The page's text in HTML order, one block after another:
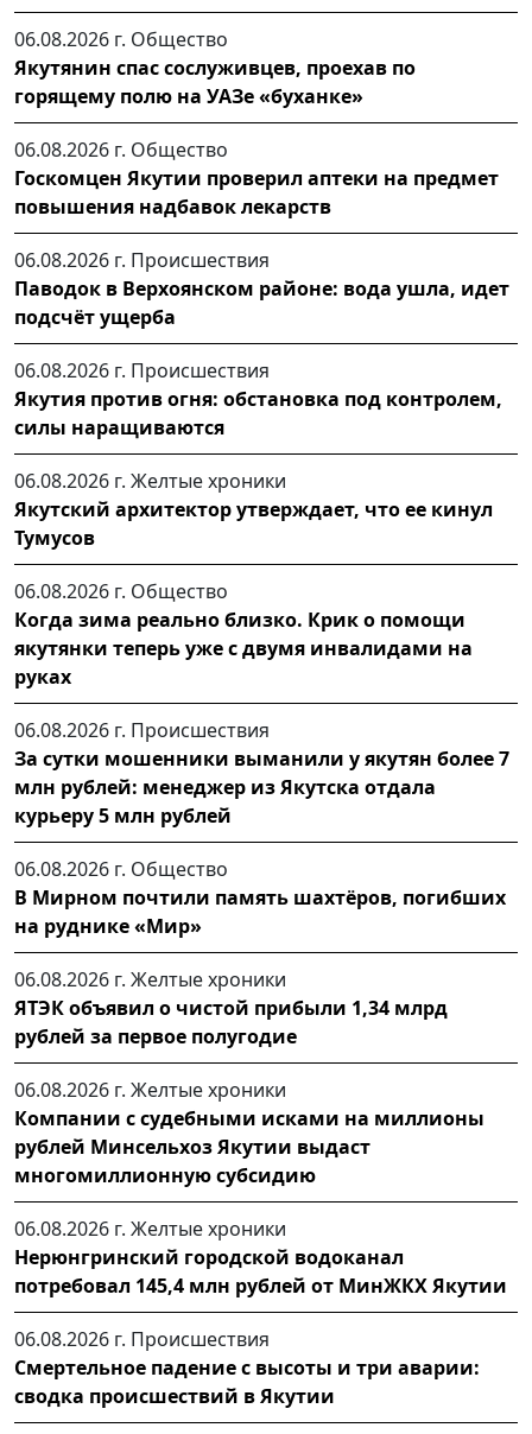
06.08.2026 г. Общество
Якутянин спас сослуживцев, проехав по
горящему полю на УАЗе «буханке»
06.08.2026 г. Общество
Госкомцен Якутии проверил аптеки на предмет
повышения надбавок лекарств
06.08.2026 г. Происшествия
Паводок в Верхоянском районе: вода ушла, идет
подсчёт ущерба
06.08.2026 г. Происшествия
Якутия против огня: обстановка под контролем,
силы наращиваются
06.08.2026 г. Желтые хроники
Якутский архитектор утверждает, что ее кинул
Тумусов
06.08.2026 г. Общество
Когда зима реально близко. Крик о помощи
якутянки теперь уже с двумя инвалидами на
руках
06.08.2026 г. Происшествия
За сутки мошенники выманили у якутян более 7
млн рублей: менеджер из Якутска отдала
курьеру 5 млн рублей
06.08.2026 г. Общество
В Мирном почтили память шахтёров, погибших
на руднике «Мир»
06.08.2026 г. Желтые хроники
ЯТЭК объявил о чистой прибыли 1,34 млрд
рублей за первое полугодие
06.08.2026 г. Желтые хроники
Компании с судебными исками на миллионы
рублей Минсельхоз Якутии выдаст
многомиллионную субсидию
06.08.2026 г. Желтые хроники
Нерюнгринский городской водоканал
потребовал 145,4 млн рублей от МинЖКХ Якутии
06.08.2026 г. Происшествия
Смертельное падение с высоты и три аварии:
сводка происшествий в Якутии